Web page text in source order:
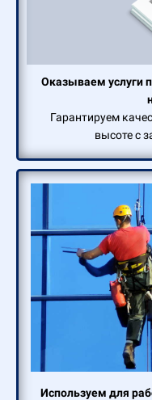
Оказываем услуги
Гарантируем
высоте с
Используем для